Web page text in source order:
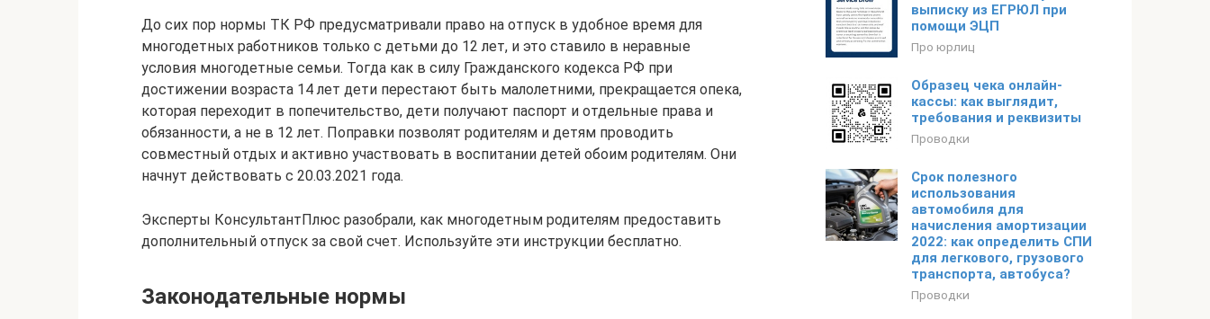
До сих пор нормы ТК РФ предусматривали право на отпуск в удобное время для
многодетных работников только с детьми до 12 лет, и это ставило в неравные
условия многодетные семьи. Тогда как в силу Гражданского кодекса РФ при
достижении возраста 14 лет дети перестают быть малолетними, прекращается опека,
которая переходит в попечительство, дети получают паспорт и отдельные права и
обязанности, а не в 12 лет. Поправки позволят родителям и детям проводить
совместный отдых и активно участвовать в воспитании детей обоим родителям. Они
начнут действовать с 20.03.2021 года.
Эксперты КонсультантПлюс разобрали, как многодетным родителям предоставить
дополнительный отпуск за свой счет. Используйте эти инструкции бесплатно.
Законодательные нормы
выписку из ЕГРЮЛ при
помощи ЭЦП
Про юрлиц
Образец чека онлайн-
кассы: как выглядит,
требования и реквизиты
Проводки
Срок полезного
использования
автомобиля для
начисления амортизации
2022: как определить СПИ
для легкового, грузового
транспорта, автобуса?
Проводки